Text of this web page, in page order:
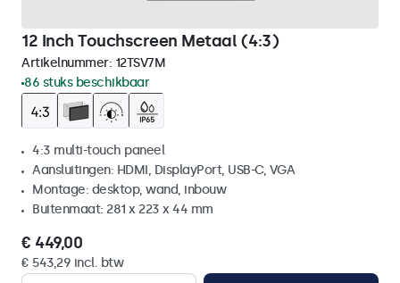
12 Inch Touchscreen Metaal (4:3)
Artikelnummer: 12TSV7M
86 stuks beschikbaar
4:3 multi-touch paneel
Aansluitingen: HDMI, DisplayPort, USB-C, VGA
Montage: desktop, wand, inbouw
Buitenmaat: 281 x 223 x 44 mm
€ 449,00
€ 543,29 incl. btw